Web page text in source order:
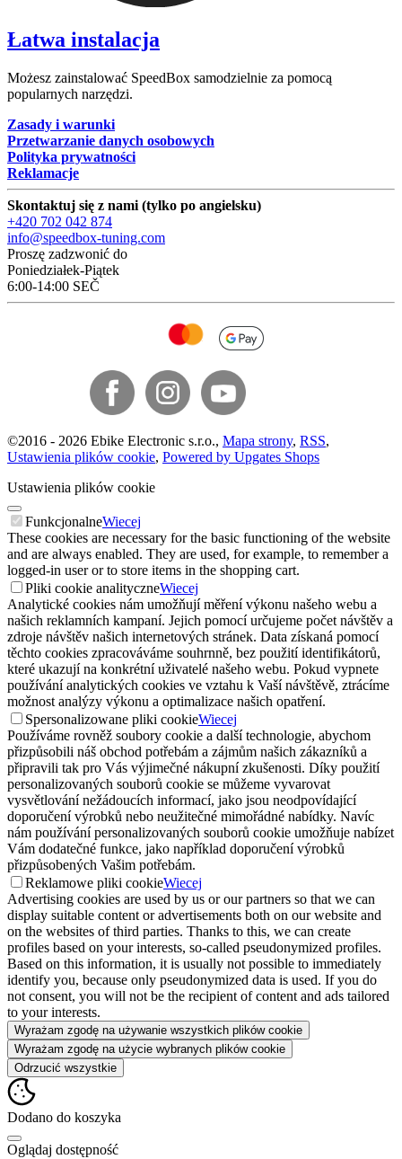
Łatwa instalacja
Możesz zainstalować SpeedBox samodzielnie za pomocą
popularnych narzędzi.
Zasady i warunki
Przetwarzanie danych osobowych
Polityka prywatności
Reklamacje
Skontaktuj się z nami (tylko po angielsku)
+420 702 042 874
info@speedbox-tuning.com
Proszę zadzwonić do
Poniedziałek-Piątek
6:00-14:00 SEČ
©2016 - 2026 Ebike Electronic s.r.o., Mapa strony, RSS,
Ustawienia plików cookie, Powered by Upgates Shops
Ustawienia plików cookie
FunkcjonalneWiecej
These cookies are necessary for the basic functioning of the website
and are always enabled. They are used, for example, to remember a
logged-in user or to store items in the shopping cart.
Pliki cookie analityczneWiecej
Analytické cookies nám umožňují měření výkonu našeho webu a
našich reklamních kampaní. Jejich pomocí určujeme počet návštěv a
zdroje návštěv našich internetových stránek. Data získaná pomocí
těchto cookies zpracováváme souhrnně, bez použití identifikátorů,
které ukazují na konkrétní uživatelé našeho webu. Pokud vypnete
používání analytických cookies ve vztahu k Vaší návštěvě, ztrácíme
možnost analýzy výkonu a optimalizace našich opatření.
Spersonalizowane pliki cookieWiecej
Používáme rovněž soubory cookie a další technologie, abychom
přizpůsobili náš obchod potřebám a zájmům našich zákazníků a
připravili tak pro Vás výjimečné nákupní zkušenosti. Díky použití
personalizovaných souborů cookie se můžeme vyvarovat
vysvětlování nežádoucích informací, jako jsou neodpovídající
doporučení výrobků nebo neužitečné mimořádné nabídky. Navíc
nám používání personalizovaných souborů cookie umožňuje nabízet
Vám dodatečné funkce, jako například doporučení výrobků
přizpůsobených Vašim potřebám.
Reklamowe pliki cookieWiecej
Advertising cookies are used by us or our partners so that we can
display suitable content or advertisements both on our website and
on the websites of third parties. Thanks to this, we can create
profiles based on your interests, so-called pseudonymized profiles.
Based on this information, it is usually not possible to immediately
identify you, because only pseudonymized data is used. If you do
not consent, you will not be the recipient of content and ads tailored
to your interests.
Wyrażam zgodę na używanie wszystkich plików cookie
Wyrażam zgodę na użycie wybranych plików cookie
Odrzucić wszystkie
Dodano do koszyka
Oglądaj dostępność